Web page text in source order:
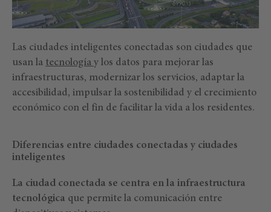
Las ciudades inteligentes conectadas son ciudades que
usan la tecnología y los datos para mejorar las
infraestructuras, modernizar los servicios, adaptar la
accesibilidad, impulsar la sostenibilidad y el crecimiento
económico con el fin de facilitar la vida a los residentes.
Diferencias entre ciudades conectadas y ciudades
inteligentes
La ciudad conectada se centra en la infraestructura
tecnológica que permite la comunicación entre